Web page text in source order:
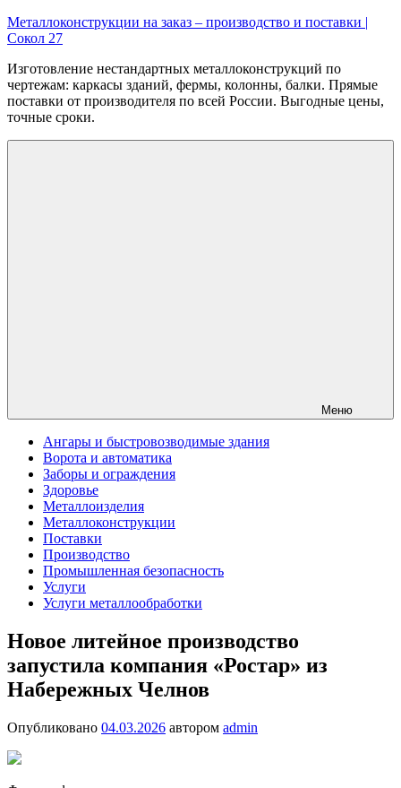
Перейти
к
Металлоконструкции на заказ – производство и поставки |
Сокол 27
Изготовление нестандартных металлоконструкций по
чертежам: каркасы зданий, фермы, колонны, балки. Прямые
поставки от производителя по всей России. Выгодные цены,
точные сроки.
Меню
Ангары и быстровозводимые здания
Ворота и автоматика
Заборы и ограждения
Здоровье
Металлоизделия
Металлоконструкции
Поставки
Производство
Промышленная безопасность
Услуги
Услуги металлообработки
Новое литейное производство
запустила компания «Ростар» из
Набережных Челнов
Опубликовано 04.03.2026 автором admin